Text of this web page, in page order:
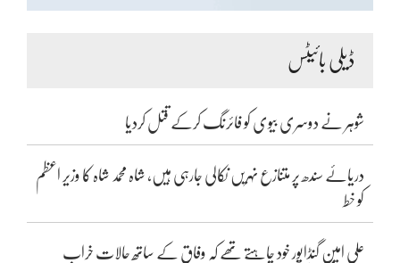
ڈیلی بائیٹس
شوہر نے دوسری بیوی کو فائرنگ کرکے قتل کردیا
دریائے سندھ پر متنازع نہریں نکالی جارہی ہیں، شاہ محمد شاہ کا وزیر اعظم
کو خط
علی امین گنڈاپور خود چاہتے تھے کہ وفاق کے ساتھ حالات خراب